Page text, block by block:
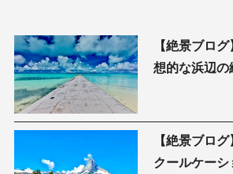
【絶景ブロ
想的な浜辺の
【絶景ブロ
クールケーシ